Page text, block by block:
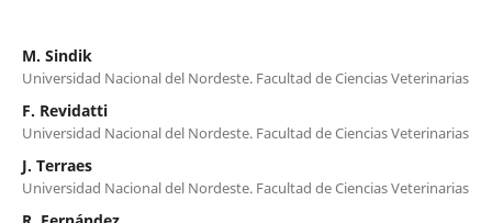
M. Sindik
Universidad Nacional del Nordeste. Facultad de Ciencias Veterinarias
F. Revidatti
Universidad Nacional del Nordeste. Facultad de Ciencias Veterinarias
J. Terraes
Universidad Nacional del Nordeste. Facultad de Ciencias Veterinarias